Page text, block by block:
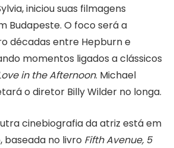
iniciou suas filmagens
Budapeste. O foco será a
décadas entre Hepburn e
momentos ligados a clássicos
in the Afternoon. Michael
o diretor Billy Wilder no longa.
cinebiografia da atriz está em
baseada no livro Fifth Avenue, 5